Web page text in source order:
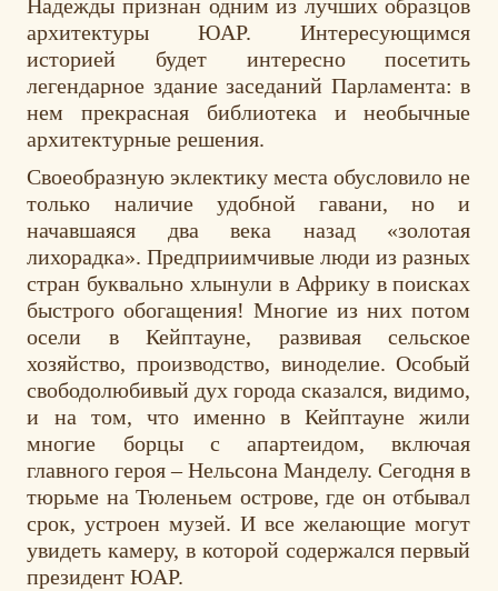
Надежды признан одним из лучших образцов
архитектуры ЮАР. Интересующимся
историей будет интересно посетить
легендарное здание заседаний Парламента: в
нем прекрасная библиотека и необычные
архитектурные решения.
Своеобразную эклектику места обусловило не
только наличие удобной гавани, но и
начавшаяся два века назад «золотая
лихорадка». Предприимчивые люди из разных
стран буквально хлынули в Африку в поисках
быстрого обогащения! Многие из них потом
осели в Кейптауне, развивая сельское
хозяйство, производство, виноделие. Особый
свободолюбивый дух города сказался, видимо,
и на том, что именно в Кейптауне жили
многие борцы с апартеидом, включая
главного героя – Нельсона Манделу. Сегодня в
тюрьме на Тюленьем острове, где он отбывал
срок, устроен музей. И все желающие могут
увидеть камеру, в которой содержался первый
президент ЮАР.